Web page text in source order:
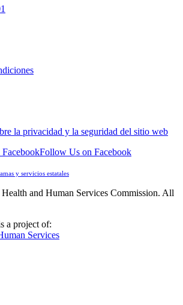
la privacidad y la seguridad del sitio web
Follow Us on Facebook
y servicios estatales
and Human Services Commission. All
a project of: